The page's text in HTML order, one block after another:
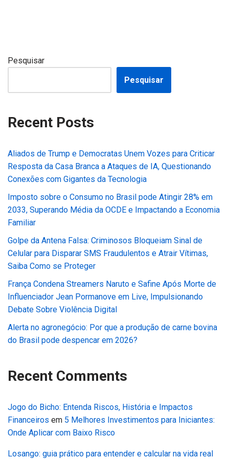
Pesquisar
Pesquisar
Recent Posts
Aliados de Trump e Democratas Unem Vozes para Criticar
Resposta da Casa Branca a Ataques de IA, Questionando
Conexões com Gigantes da Tecnologia
Imposto sobre o Consumo no Brasil pode Atingir 28% em
2033, Superando Média da OCDE e Impactando a Economia
Familiar
Golpe da Antena Falsa: Criminosos Bloqueiam Sinal de
Celular para Disparar SMS Fraudulentos e Atrair Vítimas,
Saiba Como se Proteger
França Condena Streamers Naruto e Safine Após Morte de
Influenciador Jean Pormanove em Live, Impulsionando
Debate Sobre Violência Digital
Alerta no agronegócio: Por que a produção de carne bovina
do Brasil pode despencar em 2026?
Recent Comments
Jogo do Bicho: Entenda Riscos, História e Impactos
Financeiros em 5 Melhores Investimentos para Iniciantes:
Onde Aplicar com Baixo Risco
Losango: guia prático para entender e calcular na vida real